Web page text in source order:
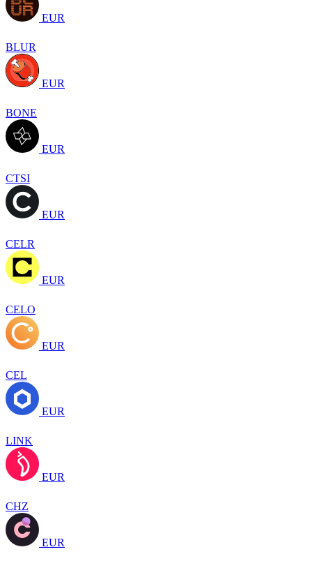
EUR
BLUR
EUR
BONE
EUR
CTSI
EUR
CELR
EUR
CELO
EUR
CEL
EUR
LINK
EUR
CHZ
EUR